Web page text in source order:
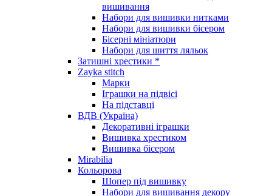
вишивання
Набори для вишивки нитками
Набори для вишивки бісером
Бісерні мініатюри
Набори для шиття ляльок
Затишні хрестики *
Zayka stitch
Марки
Іграшки на підвісі
На підставці
ВДВ (Україна)
Декоративні іграшки
Вишивка хрестиком
Вишивка бісером
Mirabilia
Кольорова
Шопер під вишивку
Набори для вишивання декору